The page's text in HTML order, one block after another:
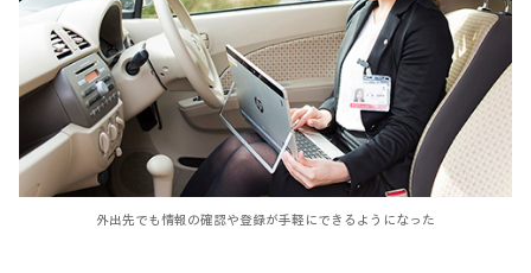
外出先でも情報の確認や登録が手軽にできるようになった